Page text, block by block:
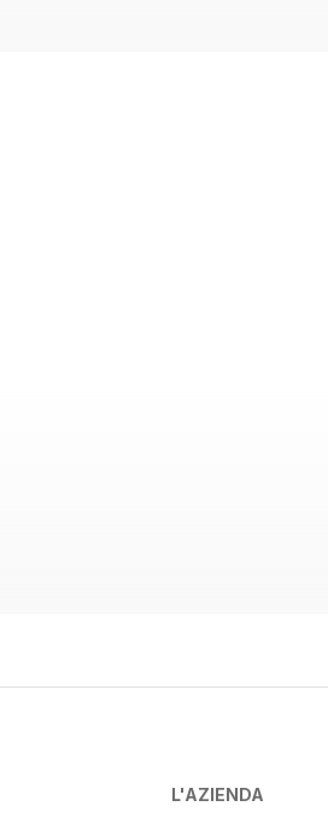
L'AZIENDA